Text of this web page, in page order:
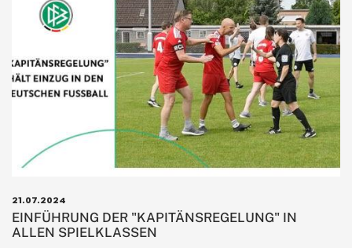
21.07.2024
EINFÜHRUNG DER "KAPITÄNSREGELUNG" IN
ALLEN SPIELKLASSEN